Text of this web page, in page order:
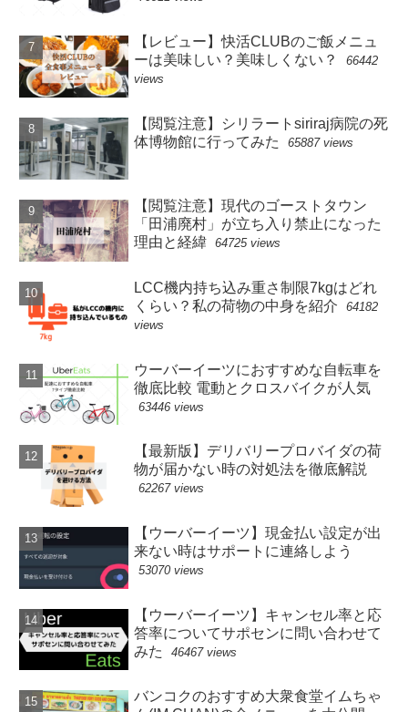
【レビュー】快活CLUBのご飯メニュ
ーは美味しい？美味しくない？
66442
views
【閲覧注意】シリラートsiriraj病院の死
体博物館に行ってみた
65887 views
【閲覧注意】現代のゴーストタウン
「田浦廃村」が立ち入り禁止になった
理由と経緯
64725 views
LCC機内持ち込み重さ制限7kgはどれ
くらい？私の荷物の中身を紹介
64182
views
ウーバーイーツにおすすめな自転車を
徹底比較 電動とクロスバイクが人気
63446 views
【最新版】デリバリープロバイダの荷
物が届かない時の対処法を徹底解説
62267 views
【ウーバーイーツ】現金払い設定が出
来ない時はサポートに連絡しよう
53070 views
【ウーバーイーツ】キャンセル率と応
答率についてサポセンに問い合わせて
みた
46467 views
バンコクのおすすめ大衆食堂イムちゃ